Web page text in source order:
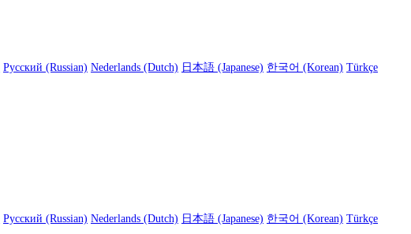
Русский (Russian) Nederlands (Dutch) 日本語 (Japanese) 한국어 (Korean) Türkçe
Русский (Russian) Nederlands (Dutch) 日本語 (Japanese) 한국어 (Korean) Türkçe